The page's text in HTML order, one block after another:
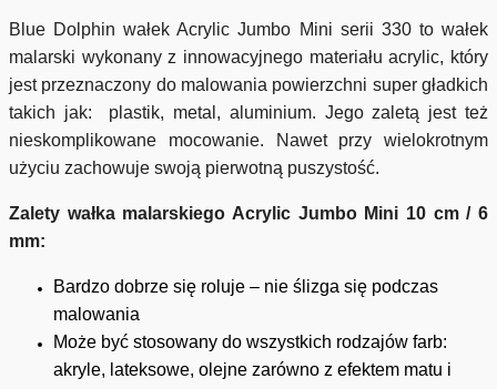
Blue Dolphin wałek Acrylic Jumbo Mini serii 330 to wałek
malarski wykonany z innowacyjnego materiału acrylic, który
jest przeznaczony do malowania powierzchni super gładkich
takich jak: plastik, metal, aluminium. Jego zaletą jest też
nieskomplikowane mocowanie. Nawet przy wielokrotnym
użyciu zachowuje swoją pierwotną puszystość.
Zalety wałka malarskiego Acrylic Jumbo Mini 10 cm / 6
mm:
Bardzo dobrze się roluje – nie ślizga się podczas
malowania
Może być stosowany do wszystkich rodzajów farb:
akryle, lateksowe, olejne zarówno z efektem matu i